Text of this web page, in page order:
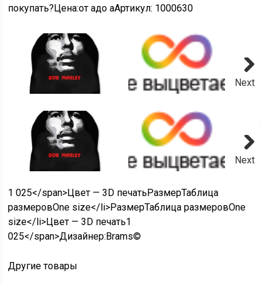
покупать?Цена:отaдоaАртикул: 1000630
Next
Next
1 025</span>Цвет — 3D печатьРазмерТаблица
размеровOne size</li>РазмерТаблица размеровOne
size</li>Цвет — 3D печать1
025</span>Дизайнер:Brams©
Другие товары